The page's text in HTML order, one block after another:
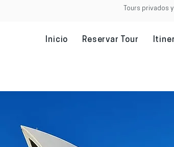
Tours privados
Inicio Reservar Tour